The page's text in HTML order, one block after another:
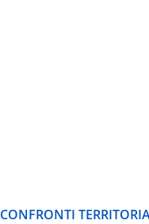
CONFRONTI